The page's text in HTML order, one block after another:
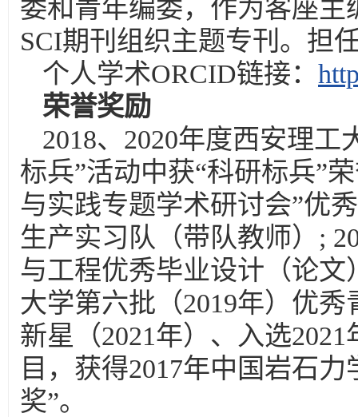
委和青年编委，作为客座主
SCI期刊组织主题专刊。担
个人学术ORCID链接：
荣誉奖励
2018、2020年度西安理工
标兵”活动中获“科研标兵”
与实践专题学术研讨会”优
生产实习队（带队教师）;
与工程优秀毕业设计（论
大学第六批（2019年）优
新星（2021年）、入选
目，获得2017年中国岩石
奖”。